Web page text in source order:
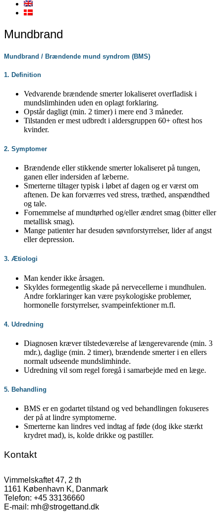
Mundbrand
Mundbrand / Brændende mund syndrom (BMS)
1. Definition
Vedvarende brændende smerter lokaliseret overfladisk i
mundslimhinden uden en oplagt forklaring.
Opstår dagligt (min. 2 timer) i mere end 3 måneder.
Tilstanden er mest udbredt i aldersgruppen 60+ oftest hos
kvinder.
2. Symptomer
Brændende eller stikkende smerter lokaliseret på tungen,
ganen eller indersiden af læberne.
Smerterne tiltager typisk i løbet af dagen og er værst om
aftenen. De kan forværres ved stress, træthed, anspændthed
og tale.
Fornemmelse af mundtørhed og/eller ændret smag (bitter eller
metallisk smag).
Mange patienter har desuden søvnforstyrrelser, lider af angst
eller depression.
3. Ætiologi
Man kender ikke årsagen.
Skyldes formegentlig skade på nervecellerne i mundhulen.
Andre forklaringer kan være psykologiske problemer,
hormonelle forstyrrelser, svampeinfektioner m.fl.
4. Udredning
Diagnosen kræver tilstedeværelse af længerevarende (min. 3
mdr.), daglige (min. 2 timer), brændende smerter i en ellers
normalt udseende mundslimhinde.
Udredning vil som regel foregå i samarbejde med en læge.
5. Behandling
BMS er en godartet tilstand og ved behandlingen fokuseres
der på at lindre symptomerne.
Smerterne kan lindres ved indtag af føde (dog ikke stærkt
krydret mad), is, kolde drikke og pastiller.
Kontakt
Vimmelskaftet 47, 2 th
1161 København K, Danmark
Telefon: +45 33136660
E-mail: mh@strogettand.dk